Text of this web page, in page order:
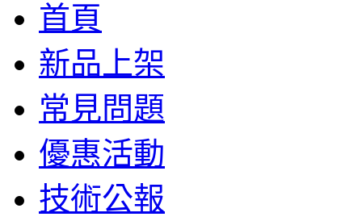
首頁
新品上架
常見問題
優惠活動
技術公報